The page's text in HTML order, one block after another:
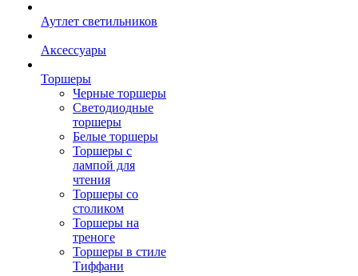
Аутлет светильников
Аксессуары
Торшеры
Черные торшеры
Светодиодные
торшеры
Белые торшеры
Торшеры с
лампой для
чтения
Торшеры со
столиком
Торшеры на
треноге
Торшеры в стиле
Тиффани